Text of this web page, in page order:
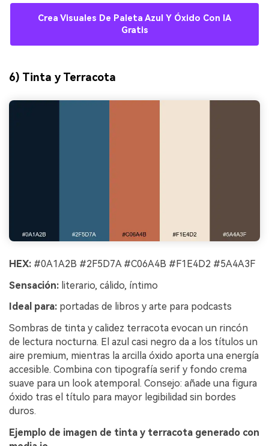
Crea Visuales De Paleta Azul Y Óxido Con IA
Gratis
6) Tinta y Terracota
HEX: #0A1A2B #2F5D7A #C06A4B #F1E4D2 #5A4A3F
Sensación: literario, cálido, íntimo
Ideal para: portadas de libros y arte para podcasts
Sombras de tinta y calidez terracota evocan un rincón
de lectura nocturna. El azul casi negro da a los títulos un
aire premium, mientras la arcilla óxido aporta una energía
accesible. Combina con tipografía serif y fondo crema
suave para un look atemporal. Consejo: añade una figura
óxido tras el título para mayor legibilidad sin bordes
duros.
Ejemplo de imagen de tinta y terracota generado con